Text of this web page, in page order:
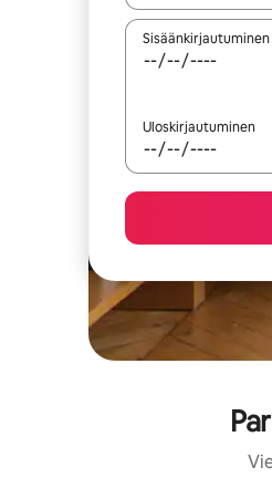
Sisäänkirjautuminen
Uloskirjautuminen